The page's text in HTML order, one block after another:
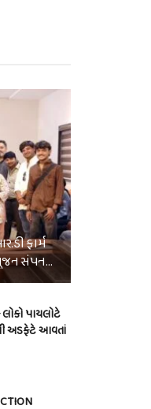
ફાર્મ
સંપન…
પાયલોટે
અડફેટે આવતાં